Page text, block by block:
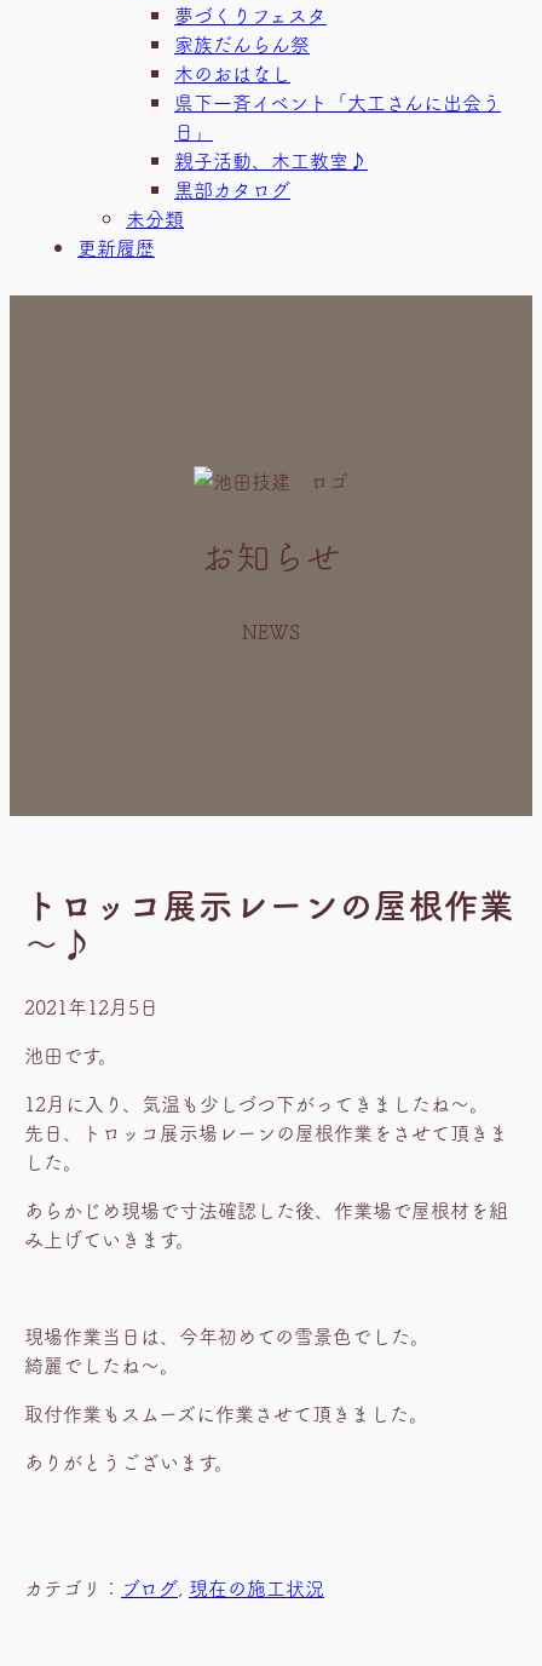
夢づくりフェスタ
家族だんらん祭
木のおはなし
県下一斉イベント「大工さんに出会う
日」
親子活動、木工教室♪
黒部カタログ
未分類
更新履歴
お知らせ
NEWS
トロッコ展示レーンの屋根作業
～♪
2021年12月5日
池田です。
12月に入り、気温も少しづつ下がってきましたね～。
先日、トロッコ展示場レーンの屋根作業をさせて頂きま
した。
あらかじめ現場で寸法確認した後、作業場で屋根材を組
み上げていきます。
現場作業当日は、今年初めての雪景色でした。
綺麗でしたね～。
取付作業もスムーズに作業させて頂きました。
ありがとうございます。
カテゴリ： ブログ, 現在の施工状況